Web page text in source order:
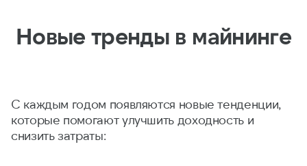
Новые тренды в майнинге
С каждым годом появляются новые тенденции,
которые помогают улучшить доходность и
снизить затраты: